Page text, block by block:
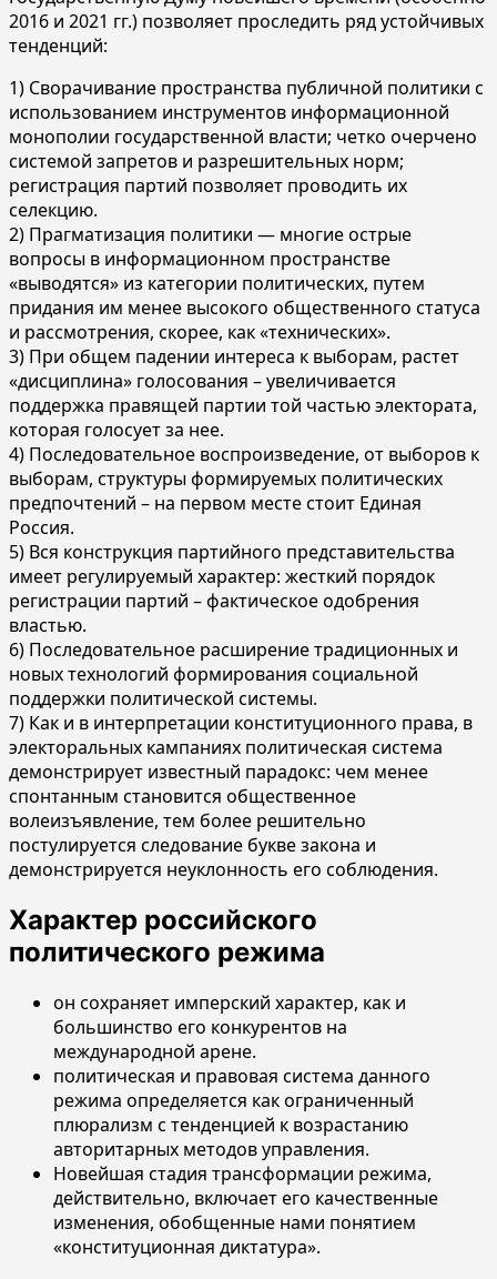
2016 и 2021 гг.) позволяет проследить ряд устойчивых
тенденций:
1) Сворачивание пространства публичной политики с
использованием инструментов информационной
монополии государственной власти; четко очерчено
системой запретов и разрешительных норм;
регистрация партий позволяет проводить их
селекцию.
2) Прагматизация политики — многие острые
вопросы в информационном пространстве
«выводятся» из категории политических, путем
придания им менее высокого общественного статуса
и рассмотрения, скорее, как «технических».
3) При общем падении интереса к выборам, растет
«дисциплина» голосования – увеличивается
поддержка правящей партии той частью электората,
которая голосует за нее.
4) Последовательное воспроизведение, от выборов к
выборам, структуры формируемых политических
предпочтений – на первом месте стоит Единая
Россия.
5) Вся конструкция партийного представительства
имеет регулируемый характер: жесткий порядок
регистрации партий – фактическое одобрения
властью.
6) Последовательное расширение традиционных и
новых технологий формирования социальной
поддержки политической системы.
7) Как и в интерпретации конституционного права, в
электоральных кампаниях политическая система
демонстрирует известный парадокс: чем менее
спонтанным становится общественное
волеизъявление, тем более решительно
постулируется следование букве закона и
демонстрируется неуклонность его соблюдения.
Характер российского
политического режима
он сохраняет имперский характер, как и
большинство его конкурентов на
международной арене.
политическая и правовая система данного
режима определяется как ограниченный
плюрализм с тенденцией к возрастанию
авторитарных методов управления.
Новейшая стадия трансформации режима,
действительно, включает его качественные
изменения, обобщенные нами понятием
«конституционная диктатура».